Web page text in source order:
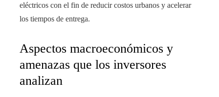
eléctricos con el fin de reducir costos urbanos y acelerar
los tiempos de entrega.
Aspectos macroeconómicos y
amenazas que los inversores
analizan